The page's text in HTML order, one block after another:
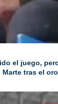
el juego,
tras el